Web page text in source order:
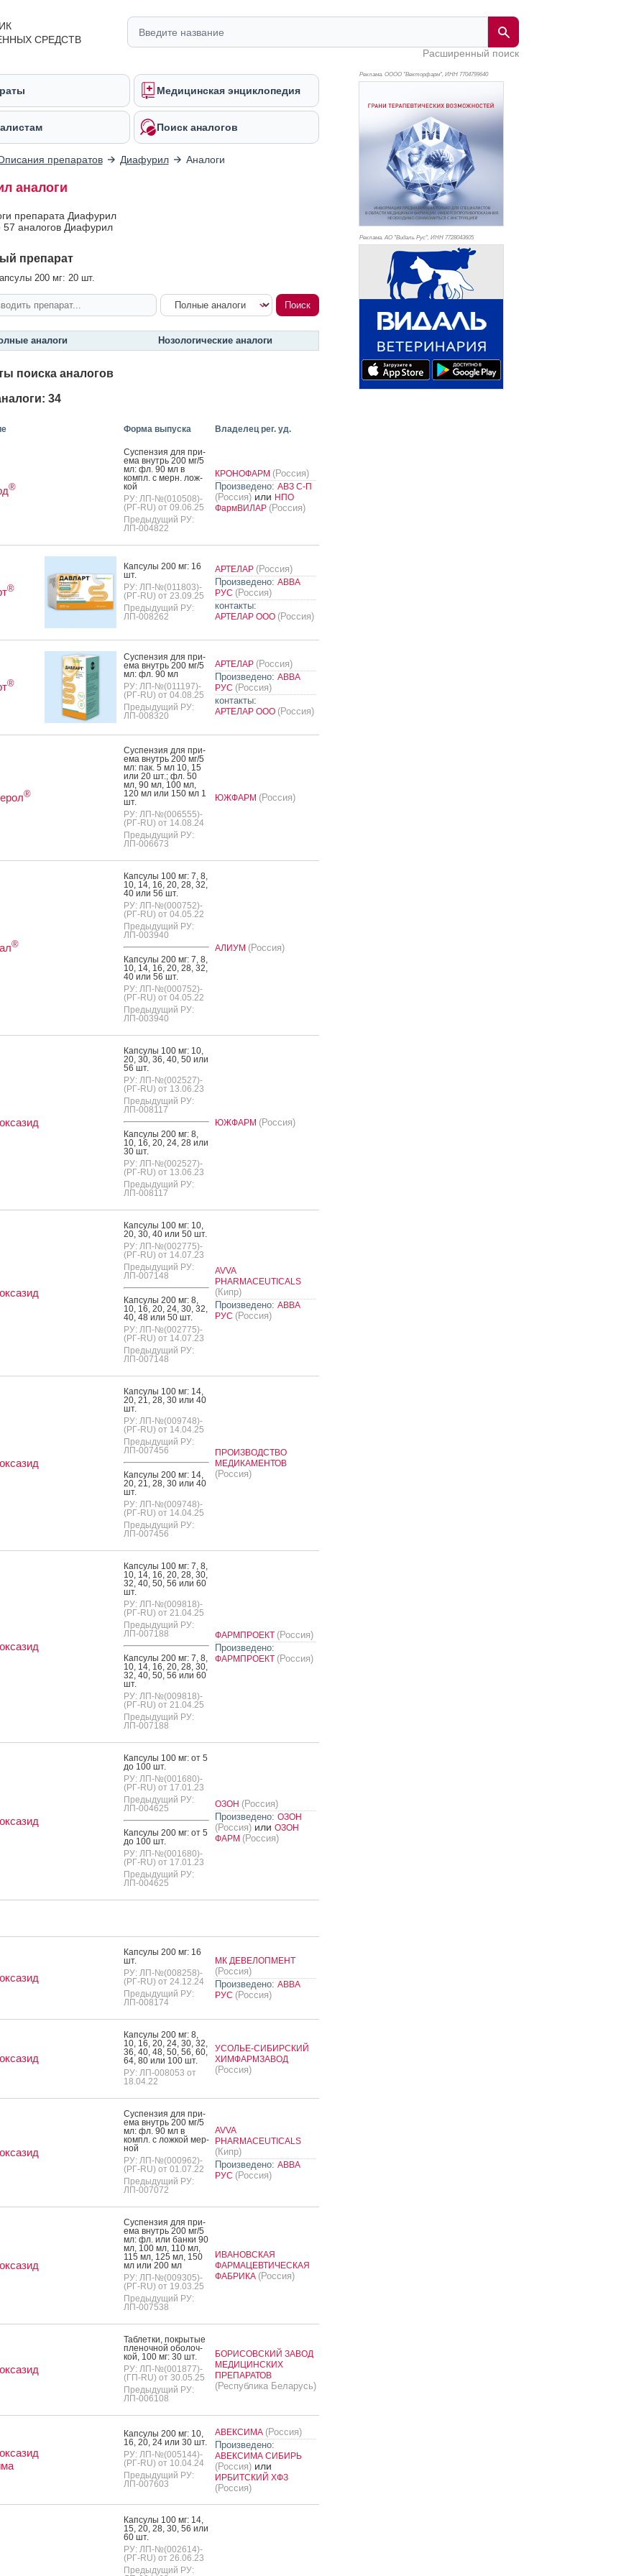
СРЕДСТВ
Расширенный поиск
Медицинская энциклопедия
Поиск аналогов
препаратов Диафурил Аналоги
аналоги
препарата Диафурил
57 аналогов Диафурил
препарат
200 мг: 20 шт.
аналоги Нозологические аналоги
поиска аналогов
34
Форма выпуска Владелец рег. уд.
®
Сус­пензия для при­
ема внутрь 200 мг/5
мл: фл. 90 мл в
компл. с мерн. лож­
кой
РУ: ЛП-№(010508)-
(РГ-RU) от 09.06.25
Предыдущий РУ:
ЛП-004822
КРОНОФАРМ (Россия)
Произведено: АВЗ С-П
(Россия)или НПО
ФармВИЛАР (Россия)
®
Кап­су­лы 200 мг: 16
шт.
РУ: ЛП-№(011803)-
(РГ-RU) от 23.09.25
Предыдущий РУ:
ЛП-008262
АРТЕЛАР (Россия)
Произведено: АВВА
РУС (Россия)
контакты:
АРТЕЛАР ООО (Россия)
®
Сус­пензия для при­
ема внутрь 200 мг/5
мл: фл. 90 мл
РУ: ЛП-№(011197)-
(РГ-RU) от 04.08.25
Предыдущий РУ:
ЛП-008320
АРТЕЛАР (Россия)
Произведено: АВВА
РУС (Россия)
контакты:
АРТЕЛАР ООО (Россия)
®
Сус­пензия для при­
ема внутрь 200 мг/5
мл: пак. 5 мл 10, 15
или 20 шт.; фл. 50
мл, 90 мл, 100 мл,
120 мл или 150 мл 1
шт.
РУ: ЛП-№(006555)-
(РГ-RU) от 14.08.24
Предыдущий РУ:
ЛП-006673
ЮЖФАРМ (Россия)
®
Кап­су­лы 100 мг: 7, 8,
10, 14, 16, 20, 28, 32,
40 или 56 шт.
РУ: ЛП-№(000752)-
(РГ-RU) от 04.05.22
Предыдущий РУ:
ЛП-003940
Кап­су­лы 200 мг: 7, 8,
10, 14, 16, 20, 28, 32,
40 или 56 шт.
РУ: ЛП-№(000752)-
(РГ-RU) от 04.05.22
Предыдущий РУ:
ЛП-003940
АЛИУМ (Россия)
Кап­су­лы 100 мг: 10,
20, 30, 36, 40, 50 или
56 шт.
РУ: ЛП-№(002527)-
(РГ-RU) от 13.06.23
Предыдущий РУ:
ЛП-008117
Кап­су­лы 200 мг: 8,
10, 16, 20, 24, 28 или
30 шт.
РУ: ЛП-№(002527)-
(РГ-RU) от 13.06.23
Предыдущий РУ:
ЛП-008117
ЮЖФАРМ (Россия)
Кап­су­лы 100 мг: 10,
20, 30, 40 или 50 шт.
РУ: ЛП-№(002775)-
(РГ-RU) от 14.07.23
Предыдущий РУ:
ЛП-007148
Кап­су­лы 200 мг: 8,
10, 16, 20, 24, 30, 32,
40, 48 или 50 шт.
РУ: ЛП-№(002775)-
(РГ-RU) от 14.07.23
Предыдущий РУ:
ЛП-007148
AVVA
PHARMACEUTICALS
(Кипр)
Произведено: АВВА
РУС (Россия)
Кап­су­лы 100 мг: 14,
20, 21, 28, 30 или 40
шт.
РУ: ЛП-№(009748)-
(РГ-RU) от 14.04.25
Предыдущий РУ:
ЛП-007456
Кап­су­лы 200 мг: 14,
20, 21, 28, 30 или 40
шт.
РУ: ЛП-№(009748)-
(РГ-RU) от 14.04.25
Предыдущий РУ:
ЛП-007456
ПРОИЗВОДСТВО
МЕДИКАМЕНТОВ
(Россия)
Кап­су­лы 100 мг: 7, 8,
10, 14, 16, 20, 28, 30,
32, 40, 50, 56 или 60
шт.
РУ: ЛП-№(009818)-
(РГ-RU) от 21.04.25
Предыдущий РУ:
ЛП-007188
Кап­су­лы 200 мг: 7, 8,
10, 14, 16, 20, 28, 30,
32, 40, 50, 56 или 60
шт.
РУ: ЛП-№(009818)-
(РГ-RU) от 21.04.25
Предыдущий РУ:
ЛП-007188
ФАРМПРОЕКТ (Россия)
Произведено:
ФАРМПРОЕКТ (Россия)
Кап­су­лы 100 мг: от 5
до 100 шт.
РУ: ЛП-№(001680)-
(РГ-RU) от 17.01.23
Предыдущий РУ:
ЛП-004625
Кап­су­лы 200 мг: от 5
до 100 шт.
РУ: ЛП-№(001680)-
(РГ-RU) от 17.01.23
Предыдущий РУ:
ЛП-004625
ОЗОН (Россия)
Произведено: ОЗОН
(Россия)или ОЗОН
ФАРМ (Россия)
Кап­су­лы 200 мг: 16
шт.
РУ: ЛП-№(008258)-
(РГ-RU) от 24.12.24
Предыдущий РУ:
ЛП-008174
МК ДЕВЕЛОПМЕНТ
(Россия)
Произведено: АВВА
РУС (Россия)
Кап­су­лы 200 мг: 8,
10, 16, 20, 24, 30, 32,
36, 40, 48, 50, 56, 60,
64, 80 или 100 шт.
РУ: ЛП-008053 от
18.04.22
УСОЛЬЕ-СИБИРСКИЙ
ХИМФАРМЗАВОД
(Россия)
Сус­пензия для при­
ема внутрь 200 мг/5
мл: фл. 90 мл в
компл. с лож­кой мер­
ной
РУ: ЛП-№(000962)-
(РГ-RU) от 01.07.22
Предыдущий РУ:
ЛП-007072
AVVA
PHARMACEUTICALS
(Кипр)
Произведено: АВВА
РУС (Россия)
Сус­пензия для при­
ема внутрь 200 мг/5
мл: фл. или бан­ки 90
мл, 100 мл, 110 мл,
115 мл, 125 мл, 150
мл или 200 мл
РУ: ЛП-№(009305)-
(РГ-RU) от 19.03.25
Предыдущий РУ:
ЛП-007538
ИВАНОВСКАЯ
ФАРМАЦЕВТИЧЕСКАЯ
ФАБРИКА (Россия)
Таб­летки, пок­ры­тые
пле­ноч­ной обо­лоч­
кой, 100 мг: 30 шт.
РУ: ЛП-№(001877)-
(ГП-RU) от 30.05.25
Предыдущий РУ:
ЛП-006108
БОРИСОВСКИЙ ЗАВОД
МЕДИЦИНСКИХ
ПРЕПАРАТОВ
(Республика Беларусь)
Кап­су­лы 200 мг: 10,
16, 20, 24 или 30 шт.
РУ: ЛП-№(005144)-
(РГ-RU) от 10.04.24
Предыдущий РУ:
ЛП-007603
АВЕКСИМА (Россия)
Произведено:
АВЕКСИМА СИБИРЬ
(Россия)или
ИРБИТСКИЙ ХФЗ
(Россия)
Кап­су­лы 100 мг: 14,
15, 20, 28, 30, 56 или
60 шт.
РУ: ЛП-№(002614)-
(РГ-RU) от 26.06.23
Предыдущий РУ:
Реклама. ОООО "Векторфарм", ИНН 7704799640
Реклама. АО "Видаль Рус", ИНН 7728043605